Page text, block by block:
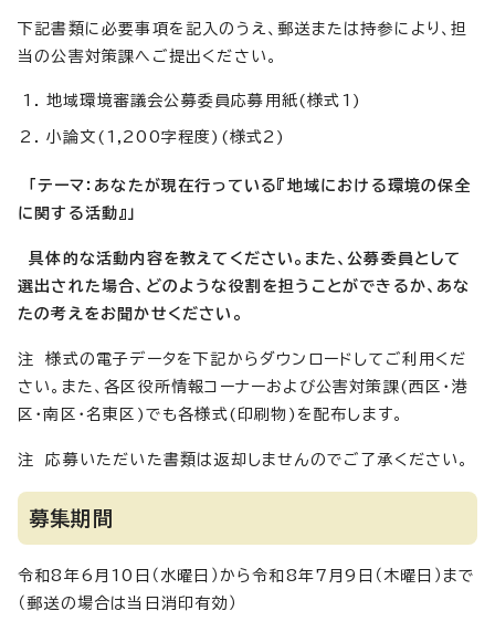
下記書類に必要事項を記入のうえ、郵送または持参により、担
当の公害対策課へご提出ください。
地域環境審議会公募委員応募用紙(様式1)
小論文(1,200字程度)(様式2)
「テーマ：あなたが現在行っている『地域における環境の保全
に関する活動』」
具体的な活動内容を教えてください。また、公募委員として
選出された場合、どのような役割を担うことができるか、あな
たの考えをお聞かせください。
注 様式の電子データを下記からダウンロードしてご利用くだ
さい。また、各区役所情報コーナーおよび公害対策課(西区・港
区・南区・名東区)でも各様式(印刷物)を配布します。
注 応募いただいた書類は返却しませんのでご了承ください。
募集期間
令和8年6月10日（水曜日）から令和8年7月9日（木曜日）まで
（郵送の場合は当日消印有効）